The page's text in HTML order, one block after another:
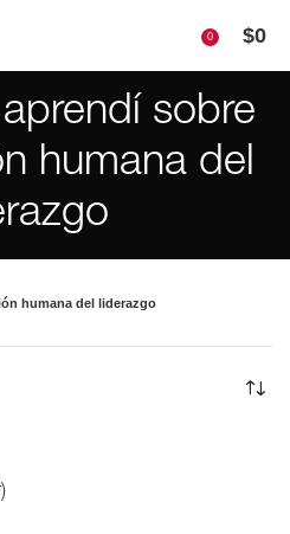
0 $0
sobre
humana del
humana del liderazgo